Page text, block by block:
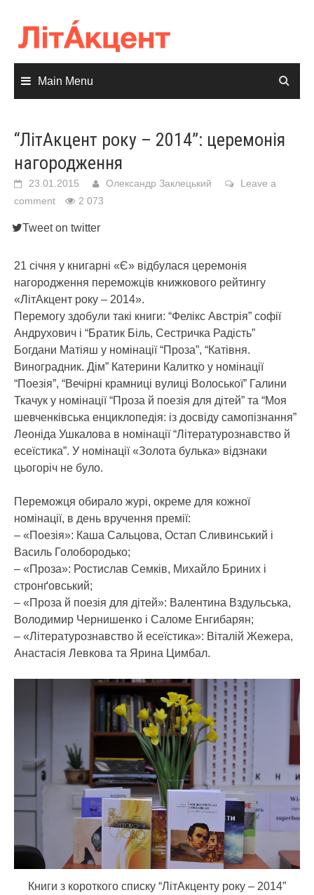
content
Main Menu
“ЛітАкцент року – 2014”: церемонія
нагородження
23.01.2015 Олександр Заклецький
Leave a
comment
2 073
Tweet on twitter
21 січня у книгарні «Є» відбулася церемонія
нагородження переможців книжкового рейтингу
«ЛітАкцент року – 2014».
Перемогу здобули такі книги: “Фелікс Австрія” софії
Андрухович і “Братик Біль, Сестричка Радість”
Богдани Матіяш у номінації “Проза”, “Катівня.
Виноградник. Дім” Катерини Калитко у номінації
“Поезія”, “Вечірні крамниці вулиці Волоської” Галини
Ткачук у номінації “Проза й поезія для дітей” та “Моя
шевченківська енциклопедія: із досвіду самопізнання”
Леоніда Ушкалова в номінації “Літературознавство й
есеїстика”. У номінації «Золота булька» відзнаки
цьогоріч не було.
Переможця обирало журі, окреме для кожної
номінації, в день вручення премії:
– «Поезія»: Каша Сальцова, Остап Сливинський і
Василь Голобородько;
– «Проза»: Ростислав Семків, Михайло Бриних і
стронґовський;
– «Проза й поезія для дітей»: Валентина Вздульська,
Володимир Чернишенко і Саломе Енгибарян;
– «Літературознавство й есеїстика»: Віталій Жежера,
Анастасія Левкова та Ярина Цимбал.
Книги з короткого списку “ЛітАкценту року – 2014”